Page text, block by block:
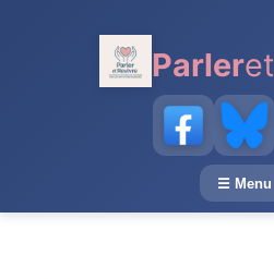
Parleret
☰ Menu